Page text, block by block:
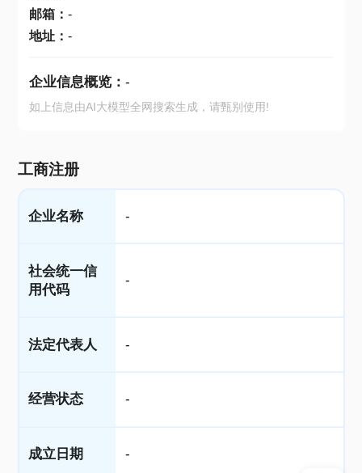
邮箱： -
地址： -
企业信息概览： -
如上信息由AI大模型全网搜索生成，请甄别使用!
工商注册
企业名称 -
社会统一信
用代码
-
法定代表人 -
经营状态 -
成立日期 -